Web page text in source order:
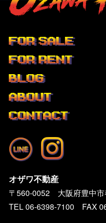
FOR SALE
FOR RENT
BLOG
ABOUT
CONTACT
オザワ不動産
〒560-0052 大阪府豊中市
TEL06-6398-7100 FAX